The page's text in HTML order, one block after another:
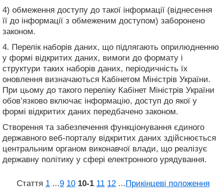
4) обмеження доступу до такої інформації (віднесення
її до інформації з обмеженим доступом) заборонено
законом.
4. Перелік наборів даних, що підлягають оприлюдненню
у формі відкритих даних, вимоги до формату і
структури таких наборів даних, періодичність їх
оновлення визначаються Кабінетом Міністрів України.
При цьому до такого переліку Кабінет Міністрів України
обов’язково включає інформацію, доступ до якої у
формі відкритих даних передбачено законом.
Створення та забезпечення функціонування єдиного
державного веб-порталу відкритих даних здійснюється
центральним органом виконавчої влади, що реалізує
державну політику у сфері електронного урядування.
Стаття 1 ...9 10 10‑1 11 12 ...Прикінцеві положення